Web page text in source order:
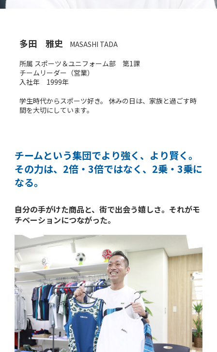
多田 雅史
MASASHI TADA
所属 スポーツ＆ユニフォーム部 第1課
チームリーダー（営業）
入社年 1999年
学生時代からスポーツ好き。 休みの日は、家族と過ごす時
間を大切にしています。
チームという集団でより強く、より賢く。
その力は、2倍・3倍ではなく、 2乗・3乗に
なる。
自分の手がけた商品と、街で出会う嬉しさ。 それがモ
チベーションにつながった。